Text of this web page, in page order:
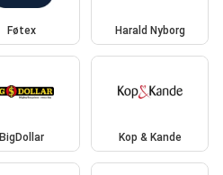
Føtex Harald Nyborg
BigDollar Kop & Kande